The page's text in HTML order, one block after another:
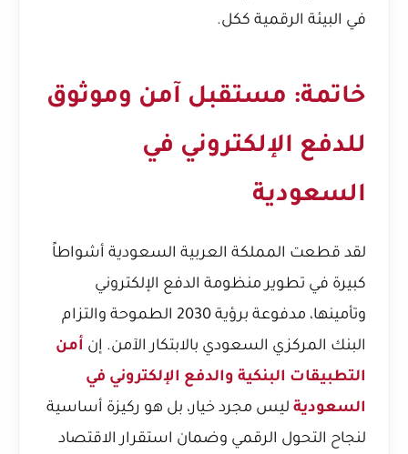
في البيئة الرقمية ككل.
خاتمة: مستقبل آمن وموثوق
للدفع الإلكتروني في
السعودية
لقد قطعت المملكة العربية السعودية أشواطاً
كبيرة في تطوير منظومة الدفع الإلكتروني
وتأمينها، مدفوعة برؤية 2030 الطموحة والتزام
البنك المركزي السعودي بالابتكار الآمن. إن أمن
التطبيقات البنكية والدفع الإلكتروني في
السعودية ليس مجرد خيار، بل هو ركيزة أساسية
لنجاح التحول الرقمي وضمان استقرار الاقتصاد